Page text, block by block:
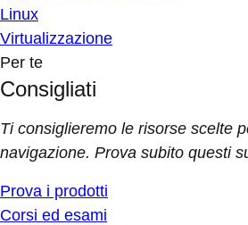
Linux
Virtualizzazione
Per te
Consigliati
Ti consiglieremo le risorse scelte
navigazione. Prova subito questi
Prova i prodotti
Corsi ed esami